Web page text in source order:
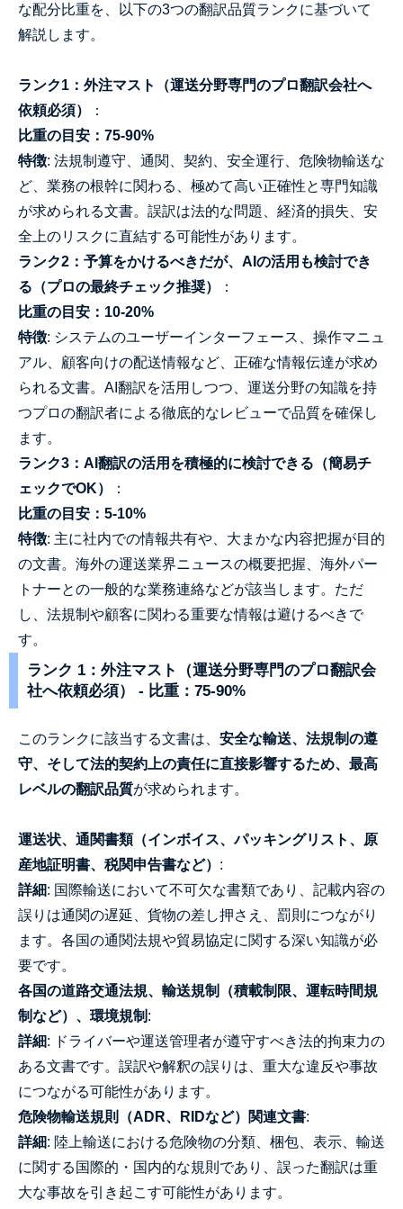
な配分比重を、以下の3つの翻訳品質ランクに基づいて
解説します。
ランク1：外注マスト（運送分野専門のプロ翻訳会社へ
依頼必須）
：
比重の目安：75-90%
特徴: 法規制遵守、通関、契約、安全運行、危険物輸送な
ど、業務の根幹に関わる、極めて高い正確性と専門知識
が求められる文書。誤訳は法的な問題、経済的損失、安
全上のリスクに直結する可能性があります。
ランク2：予算をかけるべきだが、AIの活用も検討でき
る（プロの最終チェック推奨）
：
比重の目安：10-20%
特徴: システムのユーザーインターフェース、操作マニュ
アル、顧客向けの配送情報など、正確な情報伝達が求め
られる文書。AI翻訳を活用しつつ、運送分野の知識を持
つプロの翻訳者による徹底的なレビューで品質を確保し
ます。
ランク3：AI翻訳の活用を積極的に検討できる（簡易チ
ェックでOK）
：
比重の目安：5-10%
特徴: 主に社内での情報共有や、大まかな内容把握が目的
の文書。海外の運送業界ニュースの概要把握、海外パー
トナーとの一般的な業務連絡などが該当します。ただ
し、法規制や顧客に関わる重要な情報は避けるべきで
す。
ランク 1：外注マスト（運送分野専門のプロ翻訳会
社へ依頼必須） - 比重：75-90%
このランクに該当する文書は、 安全な輸送、法規制の遵
守、そして法的契約上の責任に直接影響するため、最高
レベルの翻訳品質が求められます。
運送状、通関書類（インボイス、パッキングリスト、原
産地証明書、税関申告書など） :
詳細: 国際輸送において不可欠な書類であり、記載内容の
誤りは通関の遅延、貨物の差し押さえ、罰則につながり
ます。各国の通関法規や貿易協定に関する深い知識が必
要です。
各国の道路交通法規、輸送規制（積載制限、運転時間規
制など）、環境規制 :
詳細: ドライバーや運送管理者が遵守すべき法的拘束力の
ある文書です。誤訳や解釈の誤りは、重大な違反や事故
につながる可能性があります。
危険物輸送規則（ADR、RIDなど）関連文書:
詳細: 陸上輸送における危険物の分類、梱包、表示、輸送
に関する国際的・国内的な規則であり、誤った翻訳は重
大な事故を引き起こす可能性があります。